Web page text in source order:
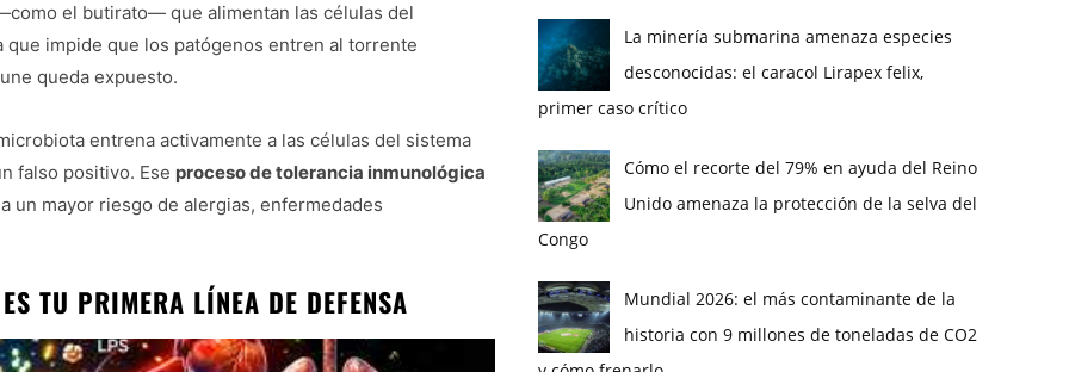
el butirato— que alimentan las células del
impide que los patógenos entren al torrente
queda expuesto.
entrena activamente a las células del sistema
falso positivo. Ese proceso de tolerancia inmunológica
un mayor riesgo de alergias, enfermedades
TU PRIMERA LÍNEA DE DEFENSA
La minería submarina amenaza especies
desconocidas: el caracol Lirapex felix,
primer caso crítico
Cómo el recorte del 79% en ayuda del Reino
Unido amenaza la protección de la selva del
Congo
Mundial 2026: el más contaminante de la
historia con 9 millones de toneladas de CO2